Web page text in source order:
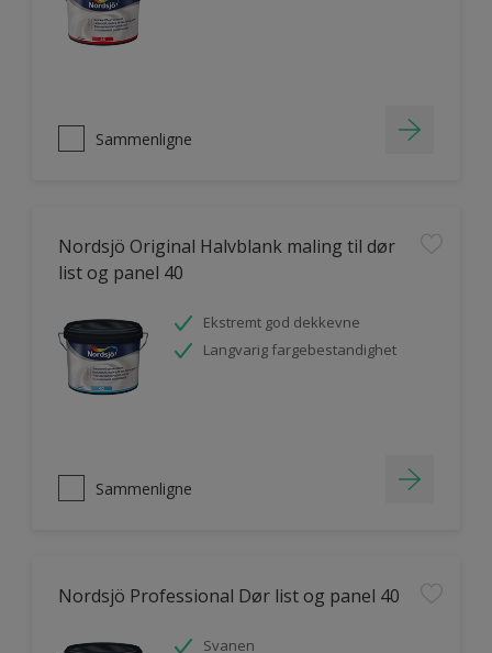
Sammenligne
Nordsjö Original Halvblank maling til dør
list og panel 40
Ekstremt god dekkevne
Langvarig fargebestandighet
Sammenligne
Nordsjö Professional Dør list og panel 40
Svanen